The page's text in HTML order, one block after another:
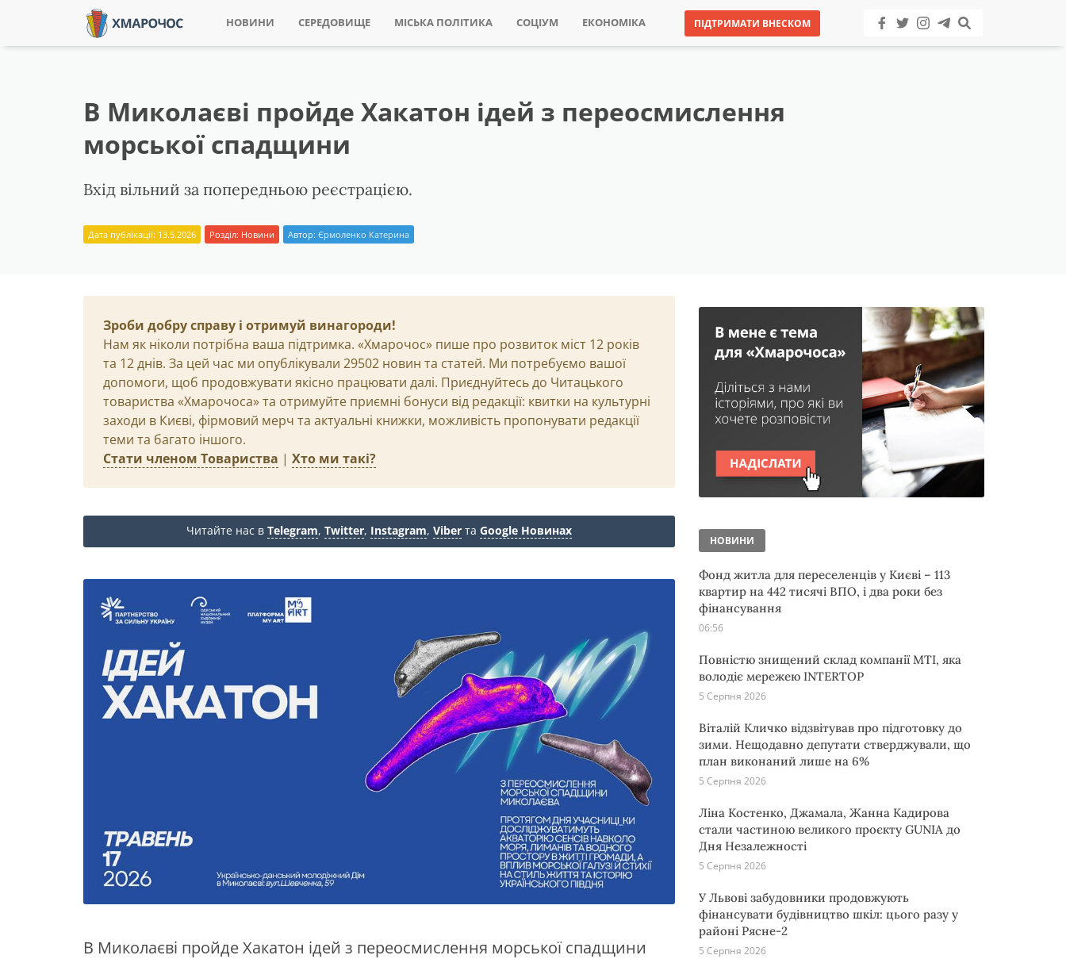
НОВИНИ СЕРЕДОВИЩЕ МІСЬКА ПОЛІТИКА СОЦІУМ ЕКОНОМІКА ПІДТРИМАТИ ВНЕСКОМ
В Миколаєві пройде Хакатон ідей з переосмислення
морської спадщини
Вхід вільний за попередньою реєстрацією.
Дата публікації: 13.5.2026 Розділ: Новини Автор: Єрмоленко Катерина
Зроби добру справу і отримуй винагороди!
Нам як ніколи потрібна ваша підтримка. «Хмарочос» пише про розвиток міст 12 років
та 12 днів. За цей час ми опублікували 29502 новин та статей. Ми потребуємо вашої
допомоги, щоб продовжувати якісно працювати далі. Приєднуйтесь до Читацького
товариства «Хмарочоса» та отримуйте приємні бонуси від редакції: квитки на культурні
заходи в Києві, фірмовий мерч та актуальні книжки, можливість пропонувати редакції
теми та багато іншого.
Стати членом Товариства | Хто ми такі?
Читайте нас в Telegram, Twitter, Instagram, Viber та Google Новинах
В Миколаєві пройде Хакатон ідей з переосмислення морської спадщини
НОВИНИ
Фонд житла для переселенців у Києві – 113
квартир на 442 тисячі ВПО, і два роки без
фінансування
06:56
Повністю знищений склад компанії MTI, яка
володіє мережею INTERTOP
5 Серпня 2026
Віталій Кличко відзвітував про підготовку до
зими. Нещодавно депутати стверджували, що
план виконаний лише на 6%
5 Серпня 2026
Ліна Костенко, Джамала, Жанна Кадирова
стали частиною великого проєкту GUNIA до
Дня Незалежності
5 Серпня 2026
У Львові забудовники продовжують
фінансувати будівництво шкіл: цього разу у
районі Рясне-2
5 Серпня 2026